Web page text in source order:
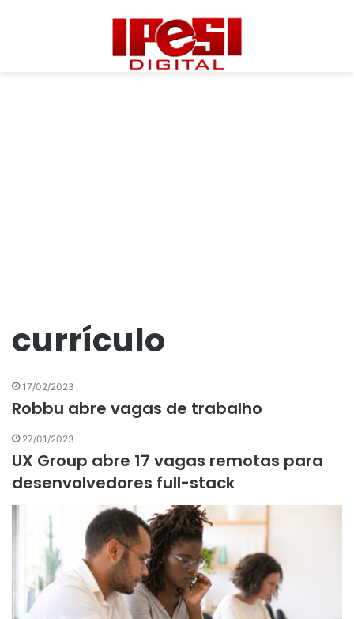
currículo
17/02/2023
Robbu abre vagas de trabalho
27/01/2023
UX Group abre 17 vagas remotas para
desenvolvedores full-stack